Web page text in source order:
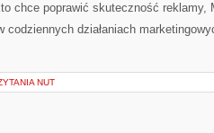
chce poprawić skuteczność reklamy,
codziennych działaniach
NUT